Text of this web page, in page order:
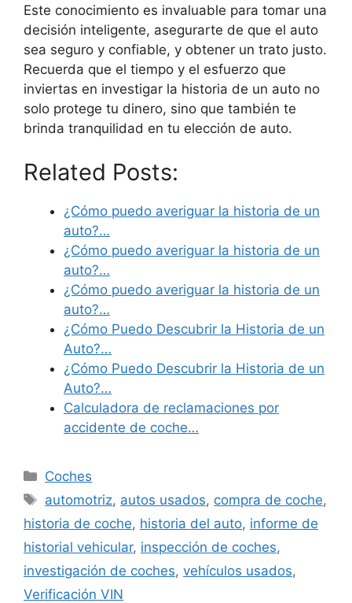
Este conocimiento es invaluable para tomar una
decisión inteligente, asegurarte de que el auto
sea seguro y confiable, y obtener un trato justo.
Recuerda que el tiempo y el esfuerzo que
inviertas en investigar la historia de un auto no
solo protege tu dinero, sino que también te
brinda tranquilidad en tu elección de auto.
Related Posts:
¿Cómo puedo averiguar la historia de un
auto?…
¿Cómo puedo averiguar la historia de un
auto?…
¿Cómo puedo averiguar la historia de un
auto?…
¿Cómo Puedo Descubrir la Historia de un
Auto?…
¿Cómo Puedo Descubrir la Historia de un
Auto?…
Calculadora de reclamaciones por
accidente de coche…
Categories
Coches
Tags
automotriz, autos usados, compra de coche,
historia de coche, historia del auto, informe de
historial vehicular, inspección de coches,
investigación de coches, vehículos usados,
Verificación VIN